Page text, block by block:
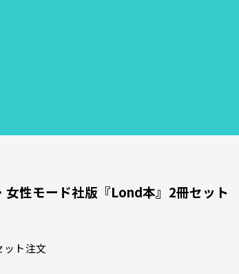
性モード社版『Lond本』2冊セット
ト注文